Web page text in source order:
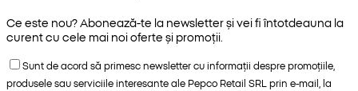
Ce este nou? Abonează-te la newsletter și vei fi întotdeauna la
curent cu cele mai noi oferte și promoții.
Sunt de acord să primesc newsletter cu informații despre promoțiile,
produsele sau serviciile interesante ale Pepco Retail SRL prin e-mail, la